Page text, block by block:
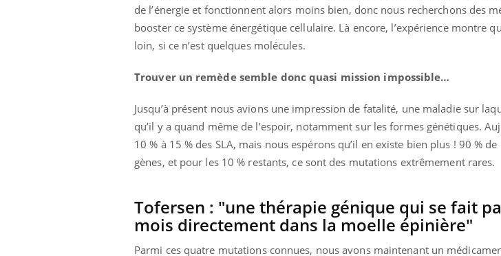
de l’énergie et fonctionnent alors moins bien, donc nous recherchons des
booster ce système énergétique cellulaire. Là encore, l’expérience montre
loin, si ce n’est quelques molécules.
Trouver un remède semble donc quasi mission impossible…
Jusqu’à présent nous avions une impression de fatalité, une maladie sur
qu’il y a quand même de l’espoir, notamment sur les formes génétiques.
10 % à 15 % des SLA, mais nous espérons qu’il en existe bien plus ! 90 %
gènes, et pour les 10 % restants, ce sont des mutations extrêmement rares.
Tofersen : "une thérapie génique qui se fait
mois directement dans la moelle épinière"
Parmi ces quatre mutations connues, nous avons maintenant un